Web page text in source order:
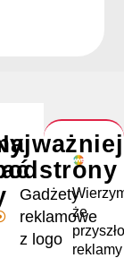
że
reklamy
Gadżety
reklamowe
z logo